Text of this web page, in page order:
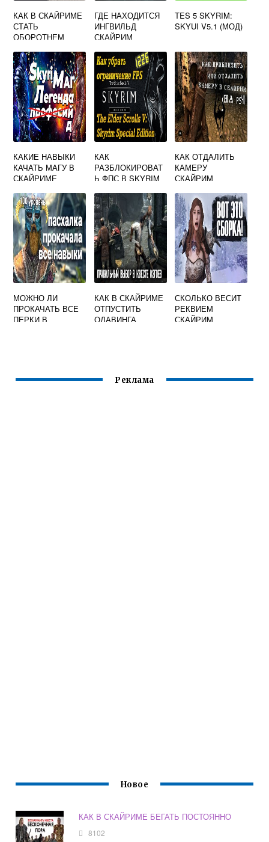
КАК В СКАЙРИМЕ
СТАТЬ
ОБОРОТНЕМ
ГДЕ НАХОДИТСЯ
ИНГВИЛЬД
СКАЙРИМ
TES 5 SKYRIM:
SKYUI V5.1 (МОД)
КАКИЕ НАВЫКИ
КАЧАТЬ МАГУ В
СКАЙРИМЕ
КАК
РАЗБЛОКИРОВАТ
Ь ФПС В SKYRIM
КАК ОТДАЛИТЬ
КАМЕРУ
СКАЙРИМ
МОЖНО ЛИ
ПРОКАЧАТЬ ВСЕ
ПЕРКИ В
КАК В СКАЙРИМЕ
ОТПУСТИТЬ
ОДАВИНГА
СКОЛЬКО ВЕСИТ
РЕКВИЕМ
СКАЙРИМ
Реклама
Новое
КАК В СКАЙРИМЕ БЕГАТЬ ПОСТОЯННО
8102